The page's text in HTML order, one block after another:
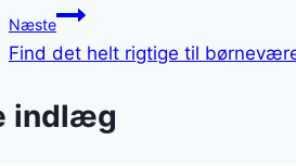
Næste
Find det helt rigtige til
indlæg